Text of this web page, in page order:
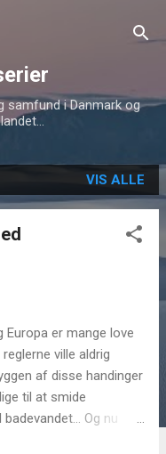
samfund i Danmark og
VIS ALLE
Europa er mange love
ville aldrig
af disse handinger
til at smide
Og nu